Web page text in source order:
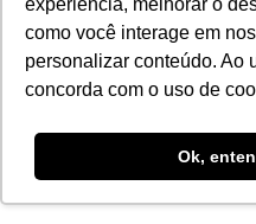
experiência, melhorar o
como você interage em
personalizar conteúdo. Ao
concorda com o uso de
Ok,